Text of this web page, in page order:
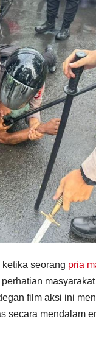
seorang pria
film aksi ini
secara mendalam